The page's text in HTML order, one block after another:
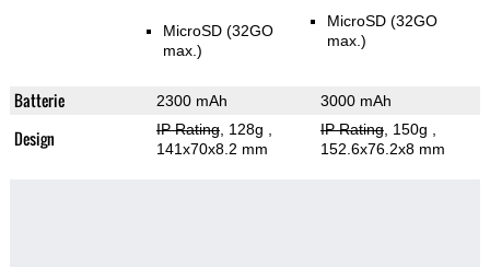
MicroSD (32GO
max.)
MicroSD (32GO
max.)
Batterie 2300 mAh 3000 mAh
Design IP Rating, 128g
141x70x8.2 mm
IP Rating, 150g
152.6x76.2x8 mm